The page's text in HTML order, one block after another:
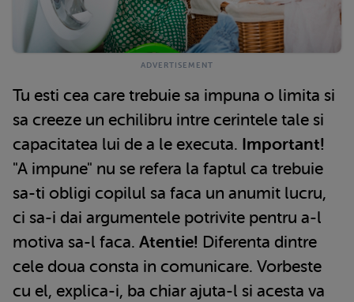
Tu esti cea care trebuie sa impuna o limita si
sa creeze un echilibru intre cerintele tale si
capacitatea lui de a le executa. Important!
"A impune" nu se refera la faptul ca trebuie
sa-ti obligi copilul sa faca un anumit lucru,
ci sa-i dai argumentele potrivite pentru a-l
motiva sa-l faca. Atentie! Diferenta dintre
cele doua consta in comunicare. Vorbeste
cu el, explica-i, ba chiar ajuta-l si acesta va